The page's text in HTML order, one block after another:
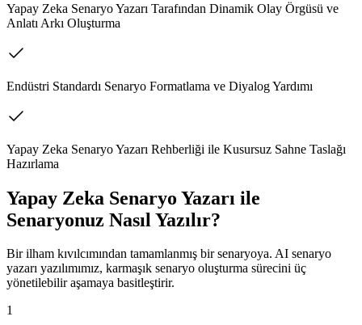
Yapay Zeka Senaryo Yazarı Tarafından Dinamik Olay Örgüsü ve
Anlatı Arkı Oluşturma
Endüstri Standardı Senaryo Formatlama ve Diyalog Yardımı
Yapay Zeka Senaryo Yazarı Rehberliği ile Kusursuz Sahne Taslağı
Hazırlama
Yapay Zeka Senaryo Yazarı ile
Senaryonuz Nasıl Yazılır?
Bir ilham kıvılcımından tamamlanmış bir senaryoya. AI senaryo
yazarı yazılımımız, karmaşık senaryo oluşturma sürecini üç
yönetilebilir aşamaya basitleştirir.
1